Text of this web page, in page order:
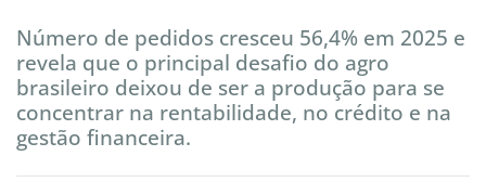
Número de pedidos cresceu 56,4% em 2025 e
revela que o principal desafio do agro
brasileiro deixou de ser a produção para se
concentrar na rentabilidade, no crédito e na
gestão financeira.